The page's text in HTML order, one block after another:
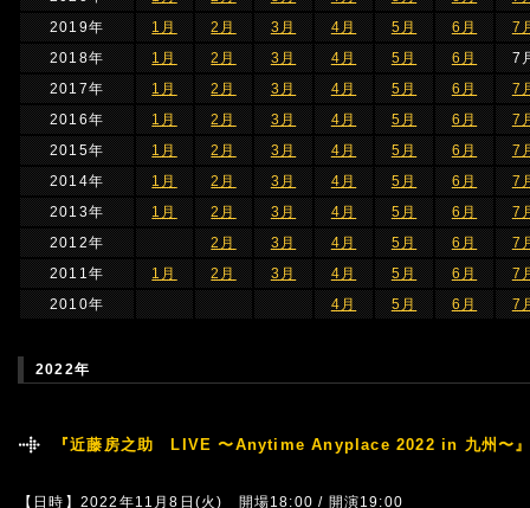
2019年
1月 2月 3月 4月 5月 6月
7
2018年
1月 2月 3月 4月 5月 6月
7
2017年
1月 2月 3月 4月 5月 6月
7
2016年
1月 2月 3月 4月 5月 6月
7
2015年
1月 2月 3月 4月 5月 6月
7
2014年
1月 2月 3月 4月 5月 6月
7
2013年
1月 2月 3月 4月 5月 6月
7
2012年
2月 3月 4月 5月 6月
7
2011年
1月 2月 3月 4月 5月 6月
7
2010年
4月 5月 6月 7
2022年
『近藤房之助 LIVE 〜Anytime Anyplace 2022 in 九州〜
【日時】2022年11月8日(火) 開場18:00 / 開演19:00